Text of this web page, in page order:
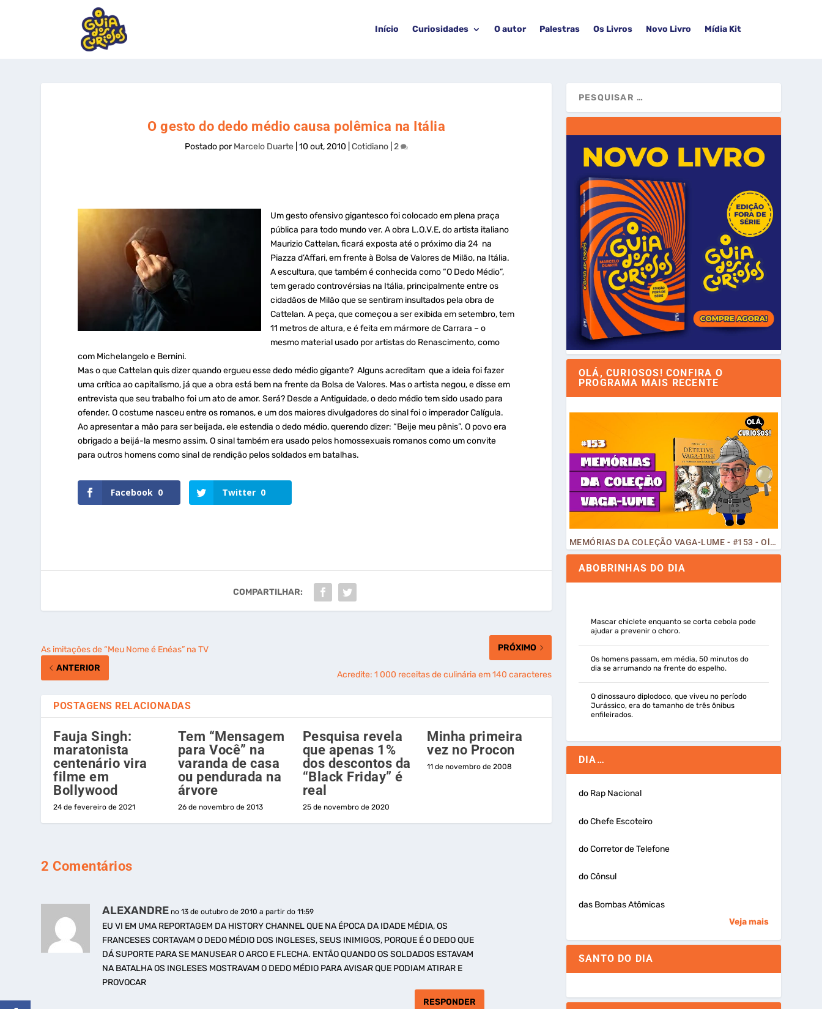
Início Curiosidades O autor Palestras Os Livros Novo Livro Mídia Kit
O gesto do dedo médio causa polêmica na Itália
Postado porMarcelo Duarte |10 out, 2010 |Cotidiano |2
Um gesto ofensivo gigantesco foi colocado em plena praça
pública para todo mundo ver. A obra L.O.V.E, do artista italiano
Maurizio Cattelan, ficará exposta até o próximo dia 24 na
Piazza d’Affari, em frente à Bolsa de Valores de Milão, na Itália.
A escultura, que também é conhecida como “O Dedo Médio”,
tem gerado controvérsias na Itália, principalmente entre os
cidadãos de Milão que se sentiram insultados pela obra de
Cattelan. A peça, que começou a ser exibida em setembro, tem
11 metros de altura, e é feita em mármore de Carrara – o
mesmo material usado por artistas do Renascimento, como
com Michelangelo e Bernini.
Mas o que Cattelan quis dizer quando ergueu esse dedo médio gigante? Alguns acreditam que a ideia foi fazer
uma crítica ao capitalismo, já que a obra está bem na frente da Bolsa de Valores. Mas o artista negou, e disse em
entrevista que seu trabalho foi um ato de amor. Será? Desde a Antiguidade, o dedo médio tem sido usado para
ofender. O costume nasceu entre os romanos, e um dos maiores divulgadores do sinal foi o imperador Calígula.
Ao apresentar a mão para ser beijada, ele estendia o dedo médio, querendo dizer: “Beije meu pênis”. O povo era
obrigado a beijá-la mesmo assim. O sinal também era usado pelos homossexuais romanos como um convite
para outros homens como sinal de rendição pelos soldados em batalhas.
Facebook 0 Twitter 0
COMPARTILHAR:
As imitações de “Meu Nome é Enéas” na TV
ANTERIOR
PRÓXIMO
Acredite: 1 000 receitas de culinária em 140 caracteres
POSTAGENS RELACIONADAS
Fauja Singh:
maratonista
centenário vira
filme em
Bollywood
24 de fevereiro de 2021
Tem “Mensagem
para Você” na
varanda de casa
ou pendurada na
árvore
26 de novembro de 2013
Pesquisa revela
que apenas 1%
dos descontos da
“Black Friday” é
real
25 de novembro de 2020
Minha primeira
vez no Procon
11 de novembro de 2008
2 Comentários
ALEXANDRE no 13 de outubro de 2010 a partir do 11:59
EU VI EM UMA REPORTAGEM DA HISTORY CHANNEL QUE NA ÉPOCA DA IDADE MÉDIA, OS
FRANCESES CORTAVAM O DEDO MÉDIO DOS INGLESES, SEUS INIMIGOS, PORQUE É O DEDO QUE
DÁ SUPORTE PARA SE MANUSEAR O ARCO E FLECHA. ENTÃO QUANDO OS SOLDADOS ESTAVAM
NA BATALHA OS INGLESES MOSTRAVAM O DEDO MÉDIO PARA AVISAR QUE PODIAM ATIRAR E
PROVOCAR
RESPONDER
OLÁ, CURIOSOS! CONFIRA O
PROGRAMA MAIS RECENTE
MEMÓRIAS DA COLEÇÃO VAGA-LUME - #153 - Olá, Curiosos! 2023
ABOBRINHAS DO DIA
Mascar chiclete enquanto se corta cebola pode
ajudar a prevenir o choro.
Os homens passam, em média, 50 minutos do
dia se arrumando na frente do espelho.
O dinossauro diplodoco, que viveu no período
Jurássico, era do tamanho de três ônibus
enfileirados.
DIA…
do Rap Nacional
do Chefe Escoteiro
do Corretor de Telefone
do Cônsul
das Bombas Atômicas
Veja mais
SANTO DO DIA